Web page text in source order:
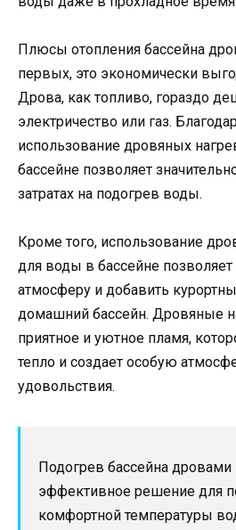
Плюсы отопления бассейна
первых, это экономически
Дрова, как топливо, гораздо
электричество или газ.
использование дровяных
бассейне позволяет
затратах на подогрев воды.
Кроме того, использование
для воды в бассейне
атмосферу и добавить
домашний бассейн. Дровяные
приятное и уютное пламя,
тепло и создает особую
удовольствия.
Подогрев бассейна дровами
эффективное решение для
комфортной температуры